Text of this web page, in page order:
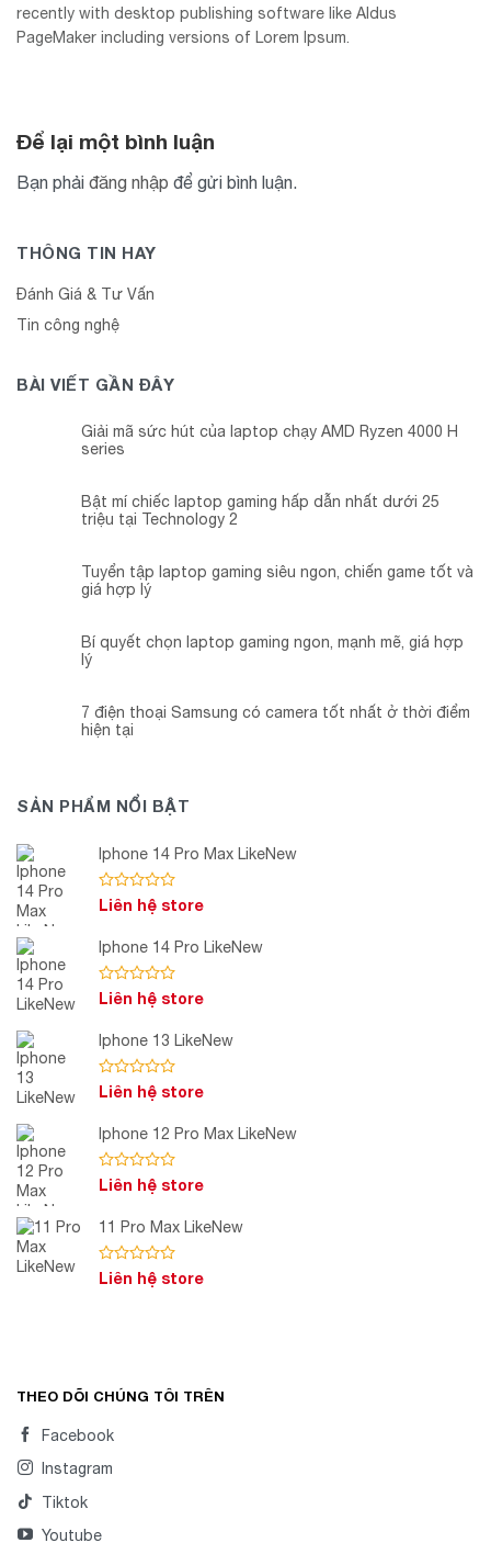
recently with desktop publishing software like Aldus
PageMaker including versions of Lorem Ipsum.
Để lại một bình luận
Bạn phải đăng nhập để gửi bình luận.
THÔNG TIN HAY
Đánh Giá & Tư Vấn
Tin công nghệ
BÀI VIẾT GẦN ĐÂY
Giải mã sức hút của laptop chạy AMD Ryzen 4000 H
series
Bật mí chiếc laptop gaming hấp dẫn nhất dưới 25
triệu tại Technology 2
Tuyển tập laptop gaming siêu ngon, chiến game tốt và
giá hợp lý
Bí quyết chọn laptop gaming ngon, mạnh mẽ, giá hợp
lý
7 điện thoại Samsung có camera tốt nhất ở thời điểm
hiện tại
SẢN PHẨM NỔI BẬT
Iphone 14 Pro Max LikeNew
Được
0
5
sao
Liên hệ store
Iphone 14 Pro LikeNew
Được
0
5
sao
Liên hệ store
Iphone 13 LikeNew
Được
0
5
sao
Liên hệ store
Iphone 12 Pro Max LikeNew
Được
0
5
sao
Liên hệ store
11 Pro Max LikeNew
Được
Liên hệ store
THEO DÕI CHÚNG TÔI TRÊN
Facebook
Instagram
Tiktok
Youtube